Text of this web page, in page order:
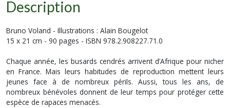
Description
Bruno Voland - Illustrations : Alain Bougelot
15 x 21 cm - 90 pages - ISBN 978.2.908227.71.0
Chaque année, les busards cendrés arrivent d’Afrique pour nicher
en France. Mais leurs habitudes de reproduction mettent leurs
jeunes face à de nombreux périls. Aussi, tous les ans, de
nombreux bénévoles donnent de leur temps pour protéger cette
espèce de rapaces menacés.